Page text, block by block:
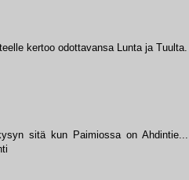
sitä kun Paimiossa on Ahdintie...
kertoo odottavansa Lunta ja Tuulta.